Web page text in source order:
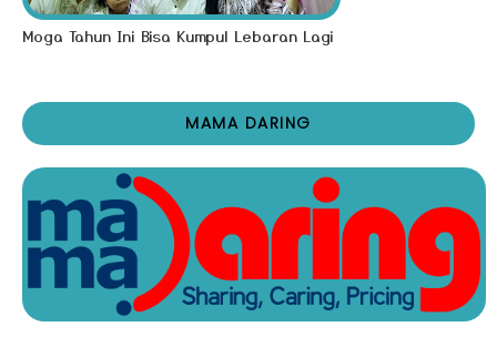
Moga Tahun Ini Bisa Kumpul Lebaran Lagi
MAMA DARING